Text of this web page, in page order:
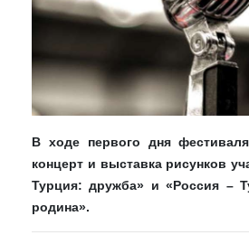
В ходе первого дня
концерт и выставка рисунков
Турция: дружба» и «Россия –
родина».